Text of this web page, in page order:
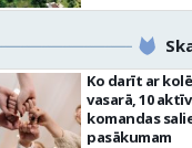
Ko darīt ar
vasarā, 10
komandas
pasākumam